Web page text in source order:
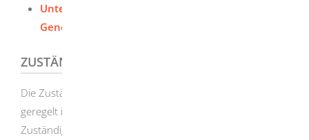
Unterlagen für Immissionsschutzrechtliche
Genehmigung nachreichen
ZUSTÄNDIGE STELLE
Die Zuständigkeiten im Bereich Immissionsschutz sind
geregelt in der Immissionsschutz-
Zuständigkeitsverordnung des Landes Baden-